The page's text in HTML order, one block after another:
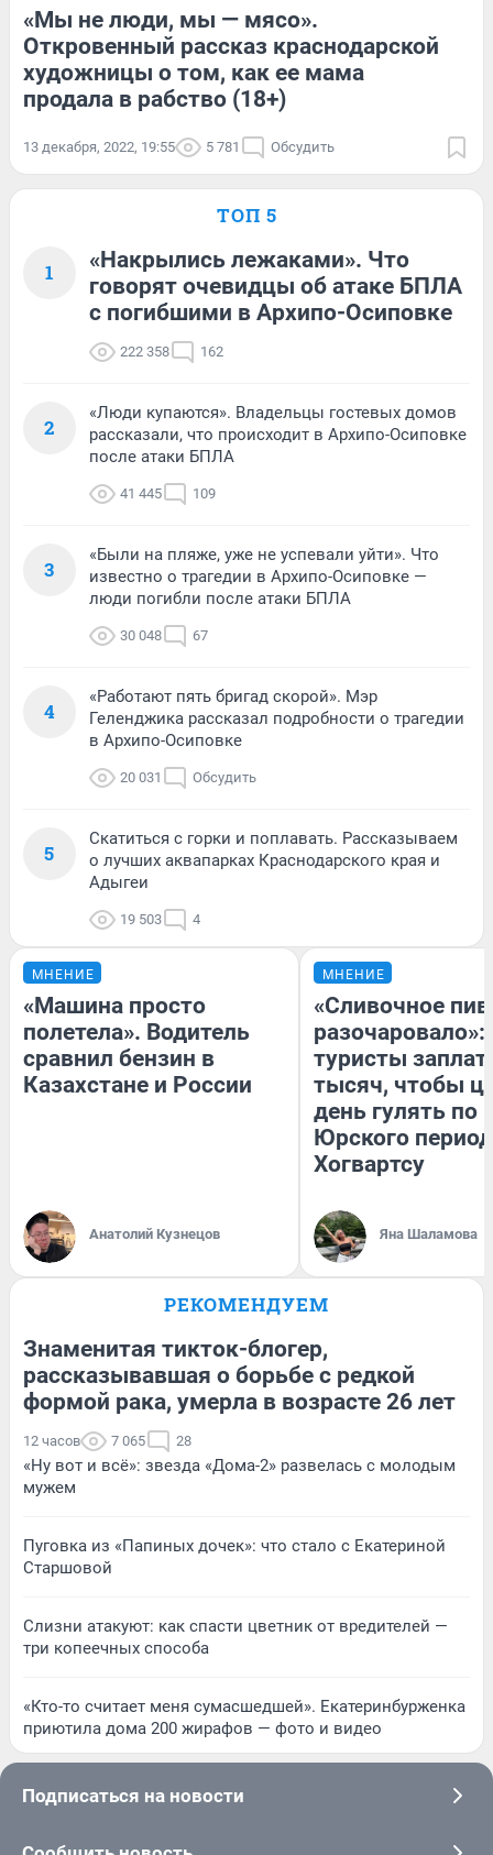
«Мы не люди, мы — мясо».
Откровенный рассказ краснодарской
художницы о том, как ее мама
продала в рабство (18+)
13 декабря, 2022, 19:55 5 781 Обсудить
ТОП 5
1
«Накрылись лежаками». Что
говорят очевидцы об атаке БПЛА
с погибшими в Архипо-Осиповке
222 358 162
2
«Люди купаются». Владельцы гостевых домов
рассказали, что происходит в Архипо-Осиповке
после атаки БПЛА
41 445 109
3
«Были на пляже, уже не успевали уйти». Что
известно о трагедии в Архипо-Осиповке —
люди погибли после атаки БПЛА
30 048 67
4
«Работают пять бригад скорой». Мэр
Геленджика рассказал подробности о трагедии
в Архипо-Осиповке
20 031 Обсудить
5
Скатиться с горки и поплавать. Рассказываем
о лучших аквапарках Краснодарского края и
Адыгеи
19 503 4
МНЕНИЕ
«Машина просто
полетела». Водитель
сравнил бензин в
Казахстане и России
Анатолий Кузнецов
МНЕНИЕ
«Сливочное
разочаровало»:
туристы
тысяч, чтобы
день гулять по
Юрского
Хогвартсу
Яна Шаламова
РЕКОМЕНДУЕМ
Знаменитая тикток-блогер,
рассказывавшая о борьбе с редкой
формой рака, умерла в возрасте 26 лет
12 часов 7 065 28
«Ну вот и всё»: звезда «Дома-2» развелась с молодым
мужем
Пуговка из «Папиных дочек»: что стало с Екатериной
Старшовой
Слизни атакуют: как спасти цветник от вредителей —
три копеечных способа
«Кто-то считает меня сумасшедшей». Екатеринбурженка
приютила дома 200 жирафов — фото и видео
Подписаться на новости